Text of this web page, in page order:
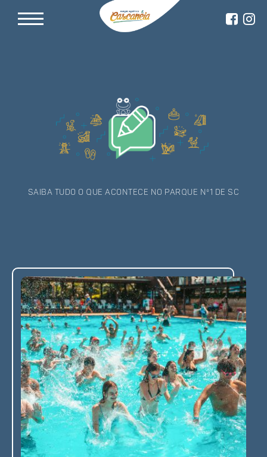
Saiba tudo o que acontece no Parque nº1 de SC